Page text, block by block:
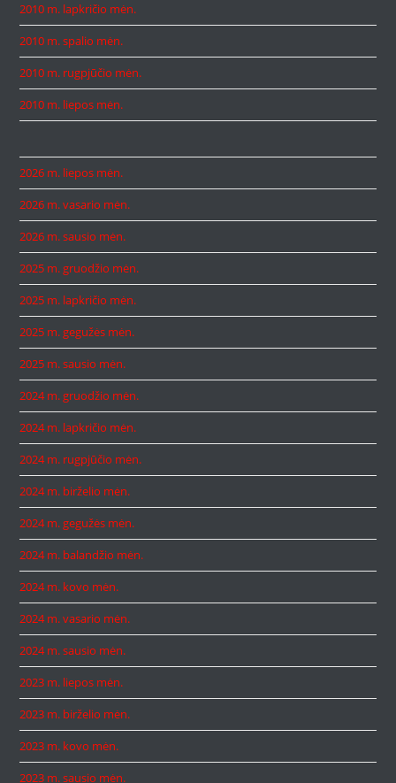
2010 m. lapkričio mėn.
2010 m. spalio mėn.
2010 m. rugpjūčio mėn.
2010 m. liepos mėn.
2026 m. liepos mėn.
2026 m. vasario mėn.
2026 m. sausio mėn.
2025 m. gruodžio mėn.
2025 m. lapkričio mėn.
2025 m. gegužės mėn.
2025 m. sausio mėn.
2024 m. gruodžio mėn.
2024 m. lapkričio mėn.
2024 m. rugpjūčio mėn.
2024 m. birželio mėn.
2024 m. gegužės mėn.
2024 m. balandžio mėn.
2024 m. kovo mėn.
2024 m. vasario mėn.
2024 m. sausio mėn.
2023 m. liepos mėn.
2023 m. birželio mėn.
2023 m. kovo mėn.
2023 m. sausio mėn.